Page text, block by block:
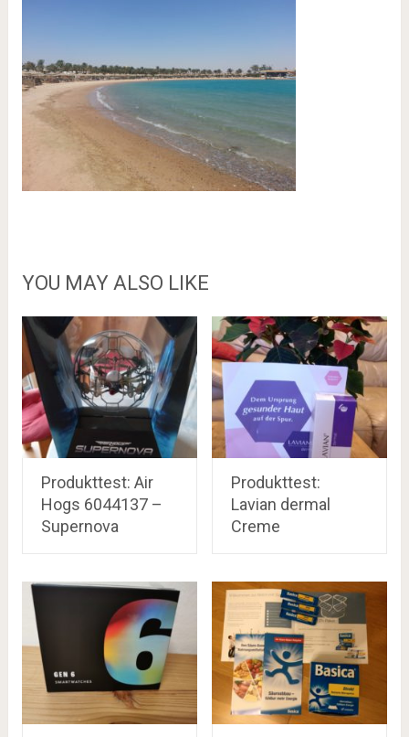
YOU MAY ALSO LIKE
Produkttest: Air
Hogs 6044137 –
Supernova
Produkttest:
Lavian dermal
Creme